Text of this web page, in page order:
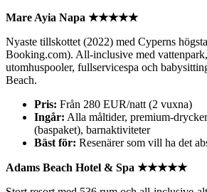
Mare Ayia Napa ★★★★★
Nyaste tillskottet (2022) med Cyperns
Booking.com). All-inclusive med
utomhuspooler, fullservicespa och
Beach.
Pris: Från 280 EUR/natt (2 vuxna)
Ingår: Alla måltider, premium-
(baspaket), barnaktiviteter
Bäst för: Resenärer som vill ha det
Adams Beach Hotel & Spa ★★★★★